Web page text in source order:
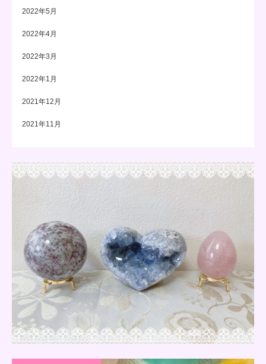
2022年5月
2022年4月
2022年3月
2022年1月
2021年12月
2021年11月